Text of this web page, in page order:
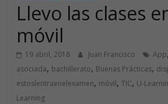
Llevo las clases
móvil
19 abril, 2018 Juan Francisco App
asociada, bachillerato, Buenas Prácticas,
estosíentraenelexamen, móvil,TIC, U-
Learning